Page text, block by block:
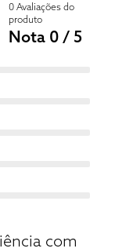
0 Avaliações do
produto
Nota 0 / 5
com